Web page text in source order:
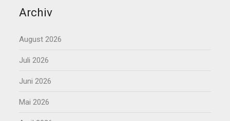
Archiv
August 2026
Juli 2026
Juni 2026
Mai 2026